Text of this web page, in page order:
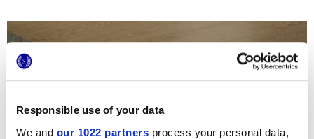
Responsible use of your data
We and our 1022 partners process your personal data,